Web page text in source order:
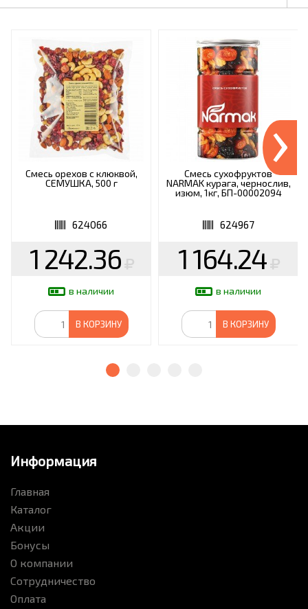
Смесь орехов с клюквой,
СЕМУШКА, 500 г
624066
1 242.36
в наличии
В КОРЗИНУ
Смесь сухофруктов
NARMAK курага, чернослив,
изюм, 1кг, БП-00002094
624967
1 164.24
в наличии
В КОРЗИНУ
›
Информация
Главная
Каталог
Акции
Бонусы
О компании
Сотрудничество
Оплата